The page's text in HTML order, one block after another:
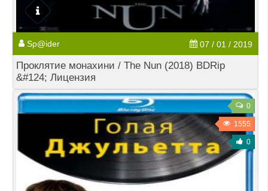
Sp@ider 07 / 01 / 2019
Проклятие монахини / The Nun (2018) BDRip
&#124; Лицензия
0
1555
0